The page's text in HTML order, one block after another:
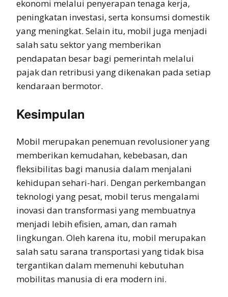
ekonomi melalui penyerapan tenaga kerja,
peningkatan investasi, serta konsumsi domestik
yang meningkat. Selain itu, mobil juga menjadi
salah satu sektor yang memberikan
pendapatan besar bagi pemerintah melalui
pajak dan retribusi yang dikenakan pada setiap
kendaraan bermotor.
Kesimpulan
Mobil merupakan penemuan revolusioner yang
memberikan kemudahan, kebebasan, dan
fleksibilitas bagi manusia dalam menjalani
kehidupan sehari-hari. Dengan perkembangan
teknologi yang pesat, mobil terus mengalami
inovasi dan transformasi yang membuatnya
menjadi lebih efisien, aman, dan ramah
lingkungan. Oleh karena itu, mobil merupakan
salah satu sarana transportasi yang tidak bisa
tergantikan dalam memenuhi kebutuhan
mobilitas manusia di era modern ini.